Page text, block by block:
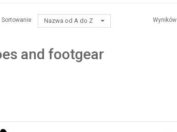
Sortowanie Nazwa od A do Z Wyników
and footgear